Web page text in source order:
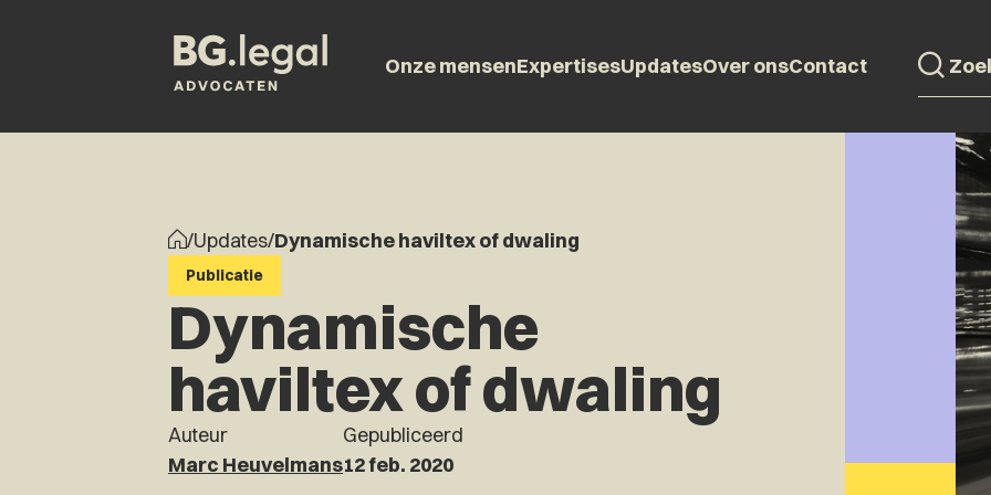
Onze mensenExpertisesUpdatesOver onsContact
/Updates/Dynamische haviltex of dwaling
Publicatie
Dynamische
haviltex of dwaling
Auteur
Marc Heuvelmans
Gepubliceerd
12 feb. 2020